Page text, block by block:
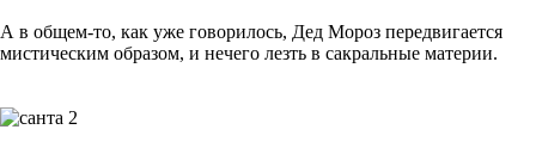
А в общем-то, как уже говорилось, Дед Мороз передвигается
мистическим образом, и нечего лезть в сакральные материи.